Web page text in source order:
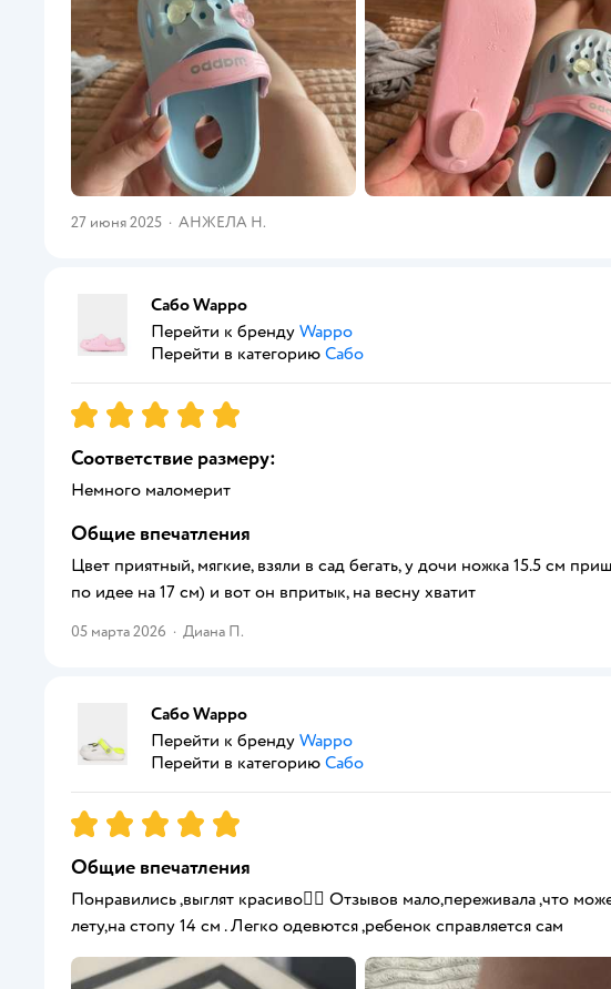
27 июня 2025 · АНЖЕЛА Н.
Сабо Wappo
Перейти к бренду Wappo
Перейти в категорию Сабо
Рейтинг:5
Соответствие размеру:
Немного маломерит
Общие впечатления
Цвет приятный, мягкие, взяли в сад бегать, у дочи ножка 15.5 см
по идее на 17 см) и вот он впритык, на весну хватит
05 марта 2026 · Диана П.
Сабо Wappo
Перейти к бренду Wappo
Перейти в категорию Сабо
Рейтинг:5
Общие впечатления
Понравились ,выглят красиво👍🏻 Отзывов мало,переживала ,что
лету,на стопу 14 см . Легко одевются ,ребенок справляется сам